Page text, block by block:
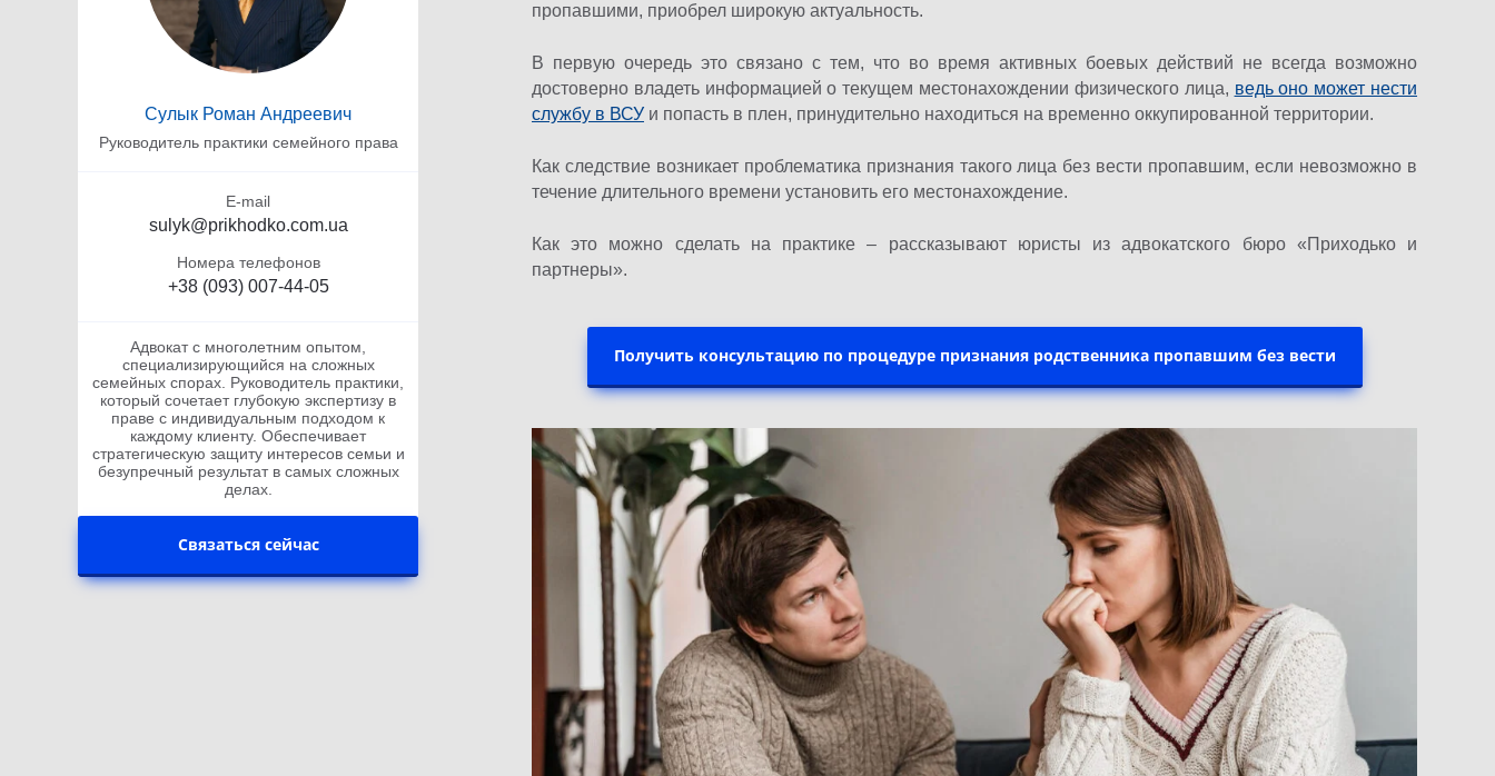
Сулык Роман Андреевич
Руководитель практики семейного права
E-mail
sulyk@prikhodko.com.ua
Номера телефонов
+38 (093) 007-44-05
Адвокат с многолетним опытом,
специализирующийся на сложных
семейных спорах. Руководитель практики,
который сочетает глубокую экспертизу в
праве с индивидуальным подходом к
каждому клиенту. Обеспечивает
стратегическую защиту интересов семьи и
безупречный результат в самых сложных
делах.
Связаться сейчас
пропавшими, приобрел широкую актуальность.
В первую очередь это связано с тем, что во время активных боевых действий не всегда возможно
достоверно владеть информацией о текущем местонахождении физического лица, ведь оно может нести
службу в ВСУ и попасть в плен, принудительно находиться на временно оккупированной территории.
Как следствие возникает проблематика признания такого лица без вести пропавшим, если невозможно в
течение длительного времени установить его местонахождение.
Как это можно сделать на практике – рассказывают юристы из адвокатского бюро «Приходько и
партнеры».
Получить консультацию по процедуре признания родственника пропавшим без вести